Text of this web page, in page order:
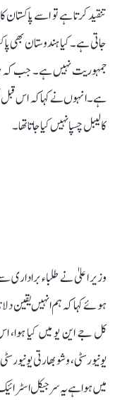
تنقید کرتا ہے تو اسے
جاتی ہے۔ کیا ہندوستان بھی
جمہوریت نہیں ہے۔ جب کہ
ہے۔ انہوں نے کہا کہ اس قبل
کا لیبل چسپا نہیں کیا جاتا تھا۔
وزیر اعلیٰ نے طلباء براداری
ہوئے کہا کہ ہم انہیں یقین
کل جے این یو میں کیا ہوا،
یونیورسٹی، وشو بھارتی
میں ہوا ہے یہ سرجیکل